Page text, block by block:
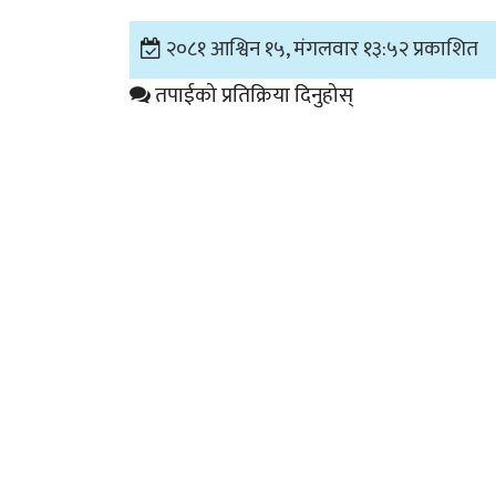
२०८१ आश्विन १५, मंगलवार १३:५२ प्रकाशित
तपाईको प्रतिक्रिया दिनुहोस्